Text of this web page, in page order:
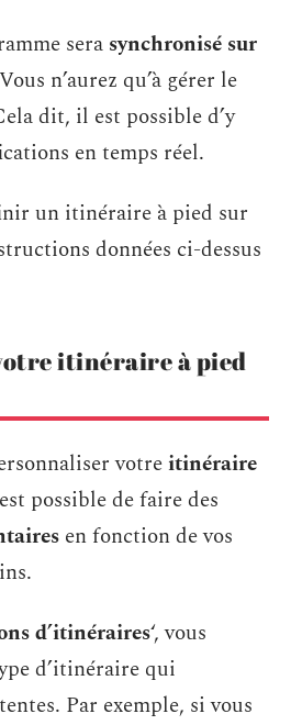
sera synchronisé sur
n’aurez qu’à gérer le
dit, il est possible d’y
en temps réel.
un itinéraire à pied sur
données ci-dessus
itinéraire à pied
votreitinéraire
possible de faire des
en fonction de vos
d’itinéraires‘, vous
d’itinéraire qui
Par exemple, si vous